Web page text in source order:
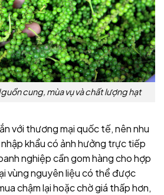
cung, mùa vụ và chất lượng hạt
với thương mại quốc tế, nên nhu
khẩu có ảnh hưởng trực tiếp
nghiệp cần gom hàng cho hợp
vùng nguyên liệu có thể được
chậm lại hoặc chờ giá thấp hơn,